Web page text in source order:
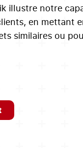
illustre notre
en mettant
similaires ou